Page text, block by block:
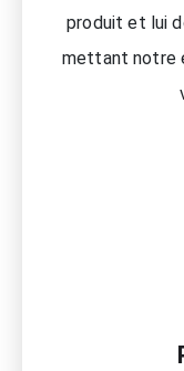
produit et lui
mettant notre